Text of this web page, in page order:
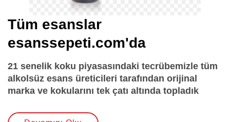
Tüm esanslar
esanssepeti.com'da
21 senelik koku piyasasındaki tecrübemizle tüm
alkolsüz esans üreticileri tarafından orijinal
marka ve kokularını tek çatı altında topladık